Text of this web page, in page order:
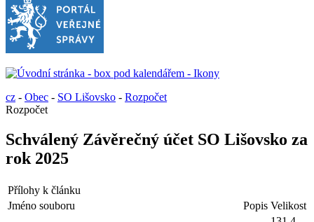
cz - Obec - SO Lišovsko - Rozpočet
Rozpočet
Schválený Závěrečný účet SO Lišovsko za
rok 2025
Přílohy k článku
Jméno souboru
Popis Velikost